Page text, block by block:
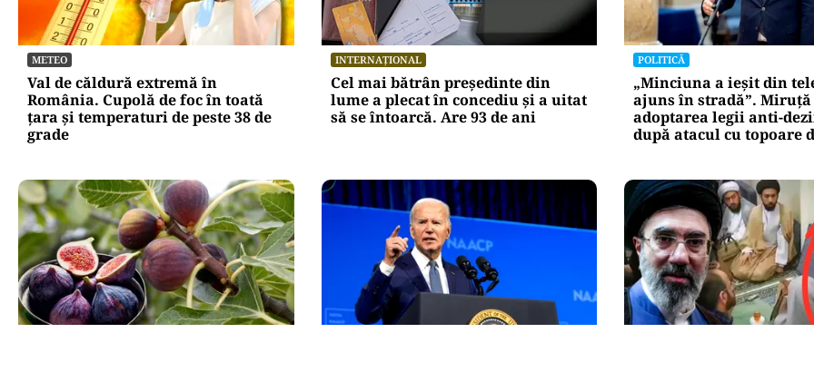
METEO
Val de căldură extremă în
România. Cupolă de foc în toată
țara și temperaturi de peste 38 de
grade
INTERNAȚIONAL
Cel mai bătrân președinte din
lume a plecat în concediu și a uitat
să se întoarcă. Are 93 de ani
POLITICĂ
„Minciuna a ieșit din
ajuns în stradă”. Miruță
adoptarea legii anti-
după atacul cu topoare